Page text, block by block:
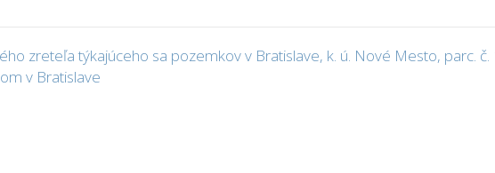
zreteľa týkajúceho sa pozemkov v Bratislave, k. ú. Nové Mesto, parc.
v Bratislave